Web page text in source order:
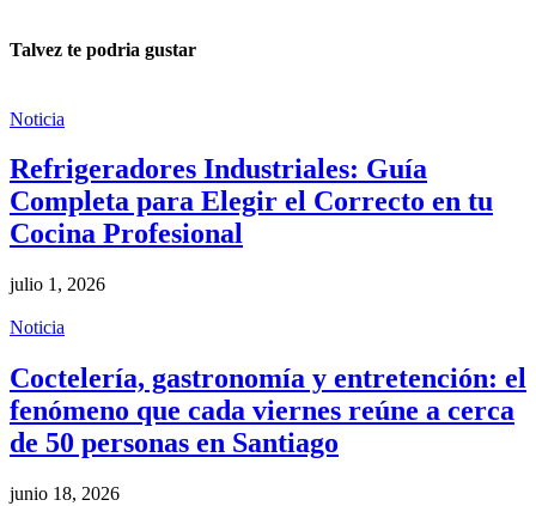
Talvez te podria gustar
Noticia
Refrigeradores Industriales: Guía
Completa para Elegir el Correcto en tu
Cocina Profesional
julio 1, 2026
Noticia
Coctelería, gastronomía y entretención: el
fenómeno que cada viernes reúne a cerca
de 50 personas en Santiago
junio 18, 2026